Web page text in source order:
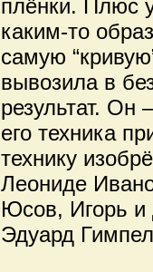
плёнки. Плюс
каким-то
самую
вывозила в
результат. Он
его техника
технику
Леониде
Юсов, Игорь
Эдуард